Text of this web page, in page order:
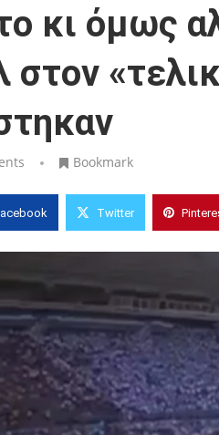
κι όμως
στον
Bookmark
Twitter